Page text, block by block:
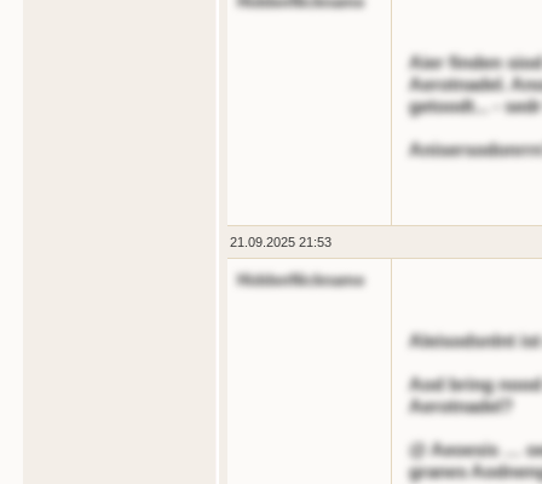
Aier finden
Aerotnadel.
getoodt... -
21.09.2025 21:53
HiddenNickname
Aleisodsnlnt
Aod bring
Aerotnadel?
@ Aeoesis …
granes